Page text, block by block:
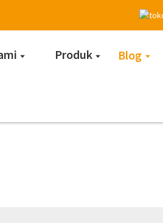
Produk Blog